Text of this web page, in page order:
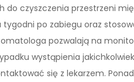
czyszczenia przestrzeni
tygodni po zabiegu oraz
pozwalają na
wystąpienia
się z lekarzem.